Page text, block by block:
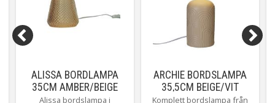
ALISSA BORDLAMPA
35CM AMBER/BEIGE
Alissa bordslampa i
ARCHIE BORDSLAMPA
35,5CM BEIGE/VIT
SKÄRM
Komplett bordslampa från